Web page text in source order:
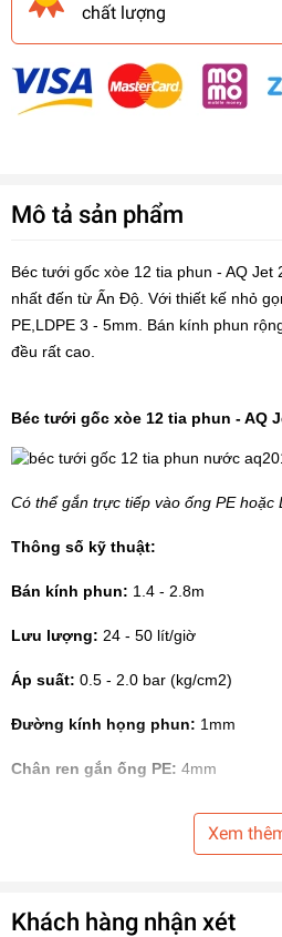
chất lượng
Mô tả sản phẩm
Béc tưới gốc xòe 12 tia phun - AQ Jet
nhất đến từ Ấn Độ. Với thiết kế nhỏ
PE,LDPE 3 - 5mm. Bán kính phun
đều rất cao.
Béc tưới gốc xòe 12 tia phun - AQ
Có thể gắn trực tiếp vào ống PE hoặc
Thông số kỹ thuật:
Bán kính phun: 1.4 - 2.8m
Lưu lượng: 24 - 50 lít/giờ
Áp suất: 0.5 - 2.0 bar (kg/cm2)
Đường kính họng phun: 1mm
Chân ren gắn ống PE: 4mm
> 5 năm
Xem
Khách hàng nhận xét